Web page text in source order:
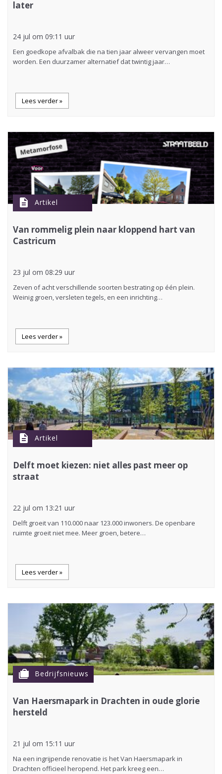
later
24 jul om 09:11 uur
Een goedkope afvalbak die na tien jaar alweer vervangen moet
worden. Een duurzamer alternatief dat twintig jaar…
Lees verder »
description Artikel
Van rommelig plein naar kloppend hart van
Castricum
23 jul om 08:29 uur
Zeven of acht verschillende soorten bestrating op één plein.
Weinig groen, versleten tegels, en een inrichting…
Lees verder »
description Artikel
Delft moet kiezen: niet alles past meer op
straat
22 jul om 13:21 uur
Delft groeit van 110.000 naar 123.000 inwoners. De openbare
ruimte groeit niet mee. Meer groen, betere…
Lees verder »
cases Bedrijfsnieuws
Van Haersmapark in Drachten in oude glorie
hersteld
21 jul om 15:11 uur
Na een ingrijpende renovatie is het Van Haersmapark in
Drachten officieel heropend. Het park kreeg een…